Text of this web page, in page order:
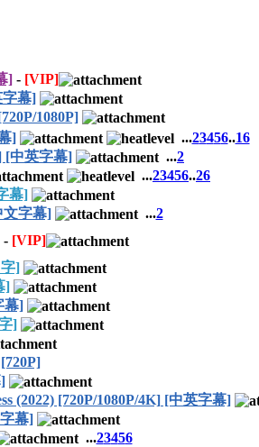
]- [VIP]
字幕]
1080P]
] ...23456..16
[中英字幕] ...2
...23456..26
幕]
文字幕] ...2
- [VIP]
]
]
幕]
]
(2022) [720P/1080P/4K] [中英字幕]
幕]
...23456